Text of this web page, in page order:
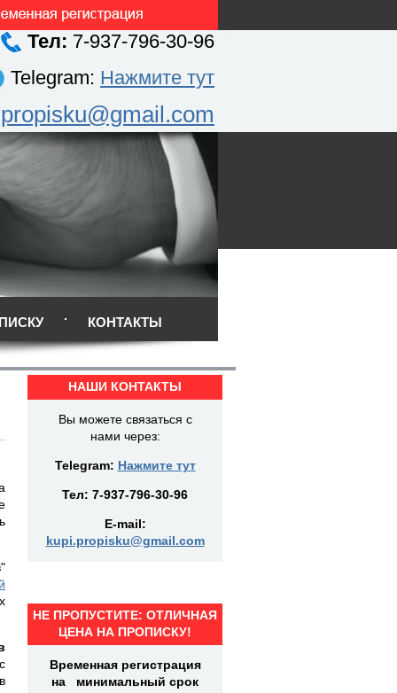
Тел: 7-937-796-30-96
Telegram: Нажмите тут
КОНТАКТЫ
НАШИ КОНТАКТЫ
Вы можете связаться с
нами через:
Telegram: Нажмите тут
Тел: 7-937-796-30-96
E-mail:
kupi.propisku@gmail.com
НЕ ПРОПУСТИТЕ: ОТЛИЧНАЯ
ЦЕНА НА ПРОПИСКУ!
Временная регистрация
на минимальный срок